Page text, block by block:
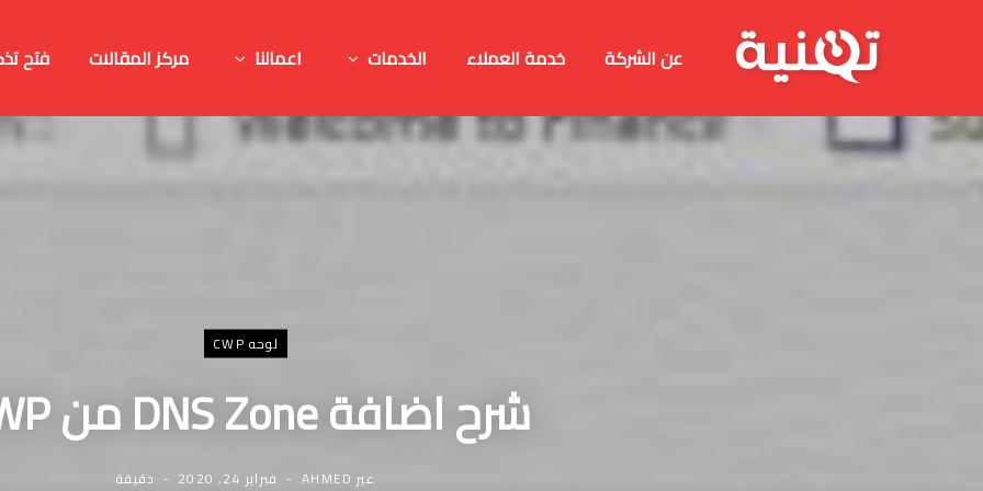
عن الشركة خدمة العملاء الخدمات اعمالنا مركز المقالات فتح
لوحه CWP
شرح اضافة DNS Zone من CWP
عبر AHMED فبراير 24, 2020 دقيقة